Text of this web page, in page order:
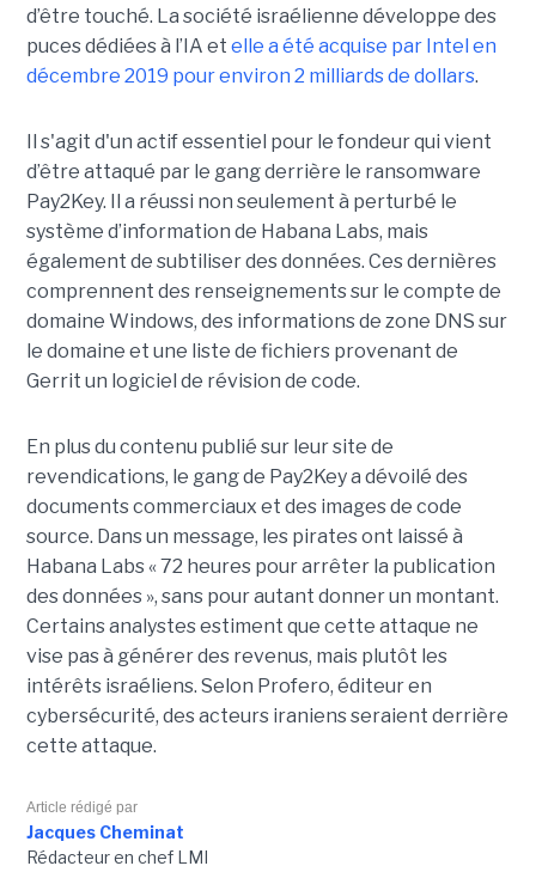
d’être touché. La société israélienne développe des
puces dédiées à l’IA et elle a été acquise par Intel en
décembre 2019 pour environ 2 milliards de dollars.
Il s'agit d'un actif essentiel pour le fondeur qui vient
d’être attaqué par le gang derrière le ransomware
Pay2Key. Il a réussi non seulement à perturbé le
système d’information de Habana Labs, mais
également de subtiliser des données. Ces dernières
comprennent des renseignements sur le compte de
domaine Windows, des informations de zone DNS sur
le domaine et une liste de fichiers provenant de
Gerrit un logiciel de révision de code.
En plus du contenu publié sur leur site de
revendications, le gang de Pay2Key a dévoilé des
documents commerciaux et des images de code
source. Dans un message, les pirates ont laissé à
Habana Labs « 72 heures pour arrêter la publication
des données », sans pour autant donner un montant.
Certains analystes estiment que cette attaque ne
vise pas à générer des revenus, mais plutôt les
intérêts israéliens. Selon Profero, éditeur en
cybersécurité, des acteurs iraniens seraient derrière
cette attaque.
Article rédigé par
Jacques Cheminat
Rédacteur en chef LMI